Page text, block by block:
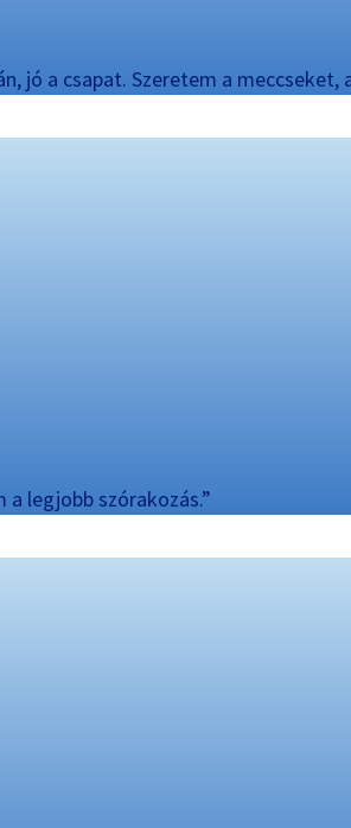
jó a csapat. Szeretem a
a legjobb szórakozás.”